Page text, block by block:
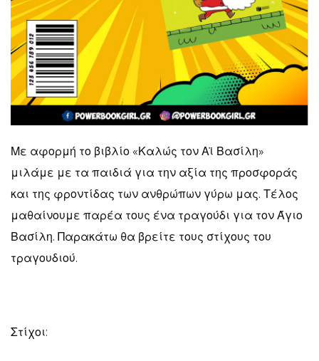
Με αφορμή το βιβλίο «Καλώς τον Αϊ Βασίλη»
μιλάμε με τα παιδιά για την αξία της προσφοράς
και της φροντίδας των ανθρώπων γύρω μας. Τέλος
μαθαίνουμε παρέα τους ένα τραγούδι για τον Άγιο
Βασίλη. Παρακάτω θα βρείτε τους στίχους του
τραγουδιού.
Στίχοι: